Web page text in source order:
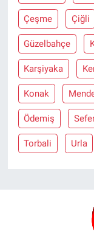
Çeşme Çiğli
Güzelbahçe
Karşiyaka
Konak
Ödemiş
Torbali Urla